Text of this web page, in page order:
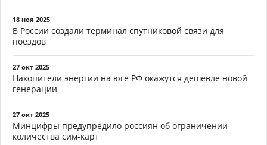
18 ноя 2025
В России создали терминал спутниковой связи для
поездов
27 окт 2025
Накопители энергии на юге РФ окажутся дешевле новой
генерации
27 окт 2025
Минцифры предупредило россиян об ограничении
количества сим-карт